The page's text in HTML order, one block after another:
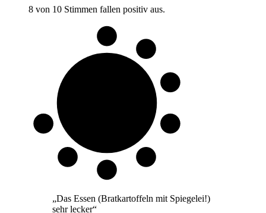
8 von 10 Stimmen fallen positiv aus.
„Das Essen (Bratkartoffeln mit Spiegelei!)
sehr lecker“